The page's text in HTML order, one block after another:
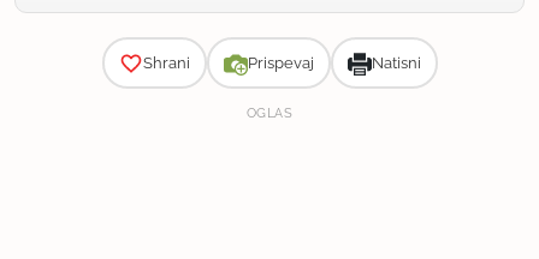
Shrani Prispevaj Natisni
OGLAS